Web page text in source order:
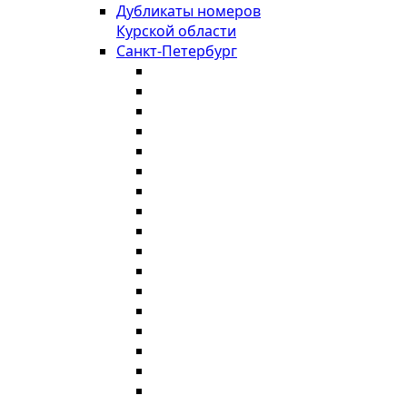
Дубликаты номеров
Курской области
Санкт-Петербург